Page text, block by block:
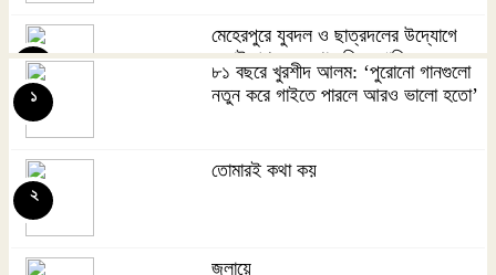
মেহেরপুরে যুবদল ও ছাত্রদলের উদ্যোগে
জুলাই গণঅভ্যুত্থান দিবস পালিত
৫
৬
৭
৮১ বছরে খুরশীদ আলম: ‘পুরোনো গানগুলো
নতুন করে গাইতে পারলে আরও ভালো হতো’
১
তোমারই কথা কয়
২
জুলায়ে